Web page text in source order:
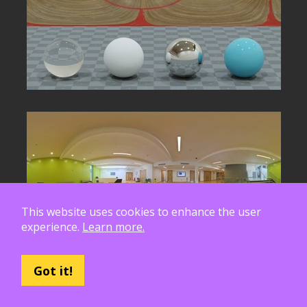
This website uses cookies to enhance the user
experience. Learn more.
Got it!